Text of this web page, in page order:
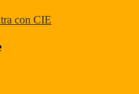
con CIE